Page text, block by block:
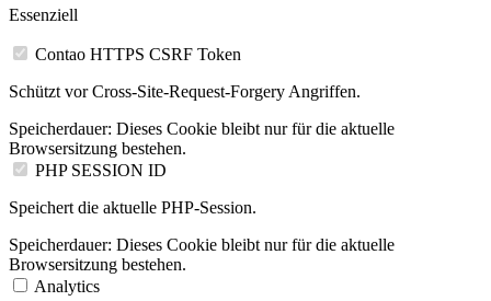
Essenziell
Contao HTTPS CSRF Token
Schützt vor Cross-Site-Request-Forgery Angriffen.
Speicherdauer: Dieses Cookie bleibt nur für die aktuelle
Browsersitzung bestehen.
PHP SESSION ID
Speichert die aktuelle PHP-Session.
Speicherdauer: Dieses Cookie bleibt nur für die aktuelle
Browsersitzung bestehen.
Analytics